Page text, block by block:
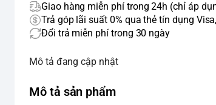
Giao hàng miễn phí trong 24h (chỉ áp
Trả góp lãi suất 0% qua thẻ tín dụng
Đổi trả miễn phí trong 30 ngày
Mô tả đang cập nhật
Mô tả sản phẩm